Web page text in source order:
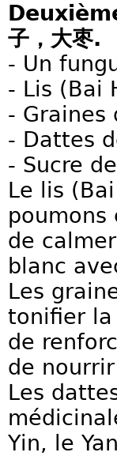
子，大枣.
- Un
- Lis (Bai
- Graines
- Dattes
- Sucre
Le lis
de
blanc
Les
tonifier la
de
de
Les
Yin, le